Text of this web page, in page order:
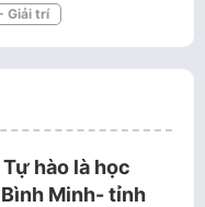
Giải trí
Tự hào là học
Minh- tỉnh